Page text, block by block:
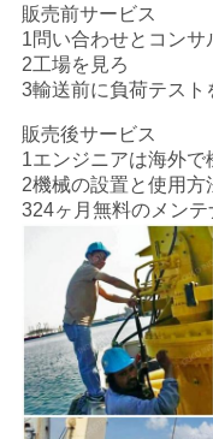
販売前サービス
1問い合わせとコンサ
2工場を見ろ
3輸送前に負荷テスト
販売後サービス
1エンジニアは海外
2機械の設置と使用
324ヶ月無料のメンテ